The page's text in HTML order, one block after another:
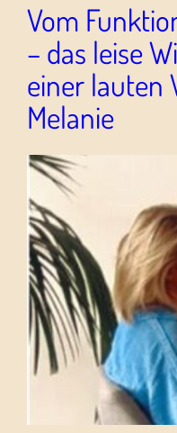
Vom
– das leise
einer lauten
Melanie